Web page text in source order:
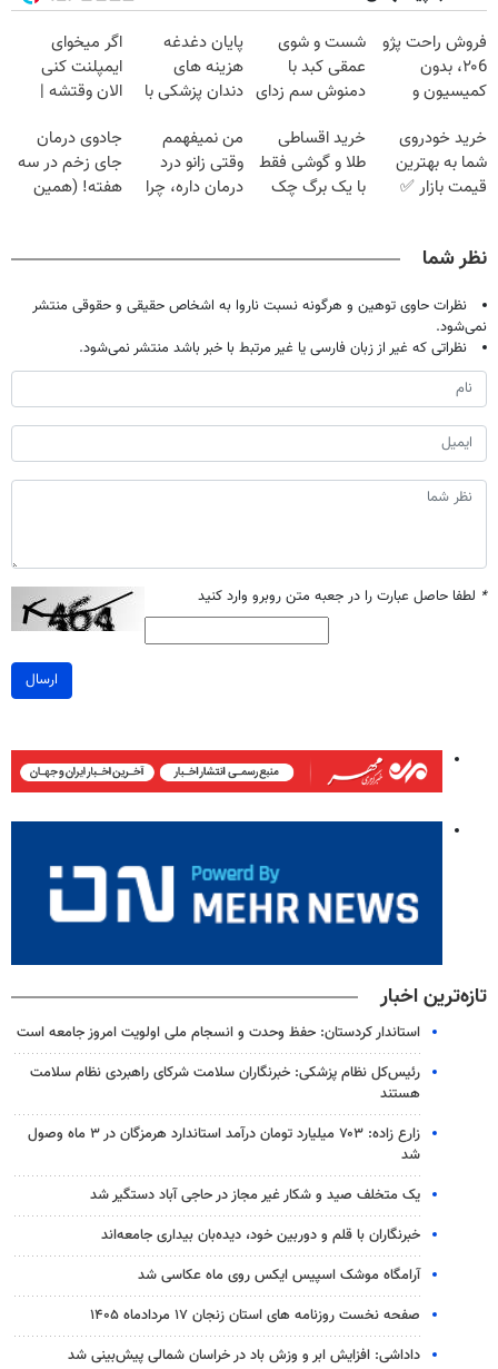
فروش راحت پژو
۲۰6، بدون
کمیسیون و
شست و شوی
عمقی کبد با
دمنوش سم زدای
پایان دغدغه
هزینه های
دندان پزشکی با
خانگی
اگر میخوای
ایمپلنت کنی
الان وقتشه |
میلیون تومان!!!
خرید خودروی
شما به بهترین
قیمت بازار ✅
خرید اقساطی
طلا و گوشی فقط
با یک برگ چک
من نمیفهمم
وقتی زانو درد
درمان داره، چرا
جادوی درمان
جای زخم در سه
هفته! (همین
نظر شما
نظرات حاوی توهین و هرگونه نسبت ناروا به اشخاص حقیقی و حقوقی منتشر
نمی‌شود.
نظراتی که غیر از زبان فارسی یا غیر مرتبط با خبر باشد منتشر نمی‌شود.
* لطفا حاصل عبارت را در جعبه متن روبرو وارد کنید
ارسال
تازه‌ترین اخبار
استاندار کردستان: حفظ وحدت و انسجام ملی اولویت امروز جامعه است
رئیس‌کل نظام پزشکی: خبرنگاران سلامت شرکای راهبردی نظام سلامت
هستند
زارع زاده: ۷۰۳ میلیارد تومان درآمد استاندارد هرمزگان در ۳ ماه وصول
شد
یک متخلف صید و شکار غیر مجاز در حاجی آباد دستگیر شد
خبرنگاران با قلم و دوربین خود، دیده‌بان بیداری جامعه‌اند
آرامگاه موشک اسپیس ایکس روی ماه عکاسی شد
صفحه نخست روزنامه های استان زنجان ۱۷ مردادماه ۱۴۰۵
داداشی: افزایش ابر و وزش باد در خراسان شمالی پیش‌بینی شد